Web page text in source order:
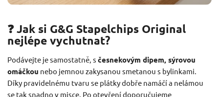
❓ Jak si G&G Stapelchips Original
nejlépe vychutnat?
Podávejte je samostatně, s česnekovým dipem, sýrovou
omáčkou nebo jemnou zakysanou smetanou s bylinkami.
Díky pravidelnému tvaru se plátky dobře namáčí a nelámou
se tak snadno v misce. Po otevření doporučujeme